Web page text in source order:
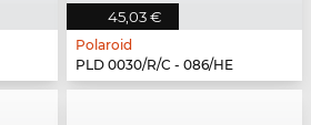
45,03 €
Polaroid
PLD 0030/R/C - 086/HE